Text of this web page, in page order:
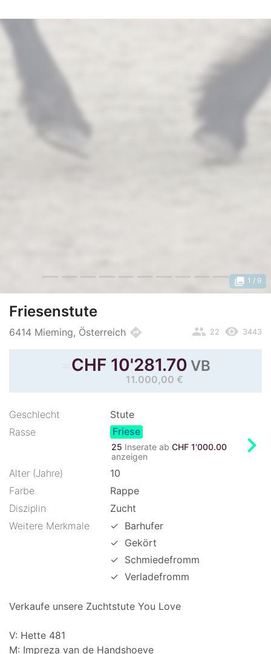
photo_library 1 / 9
Friesenstute
6414 Mieming, Österreich directions remove_red_eye 3443
people 22
CHF 10'281.70 VB
11.000,00 €
Geschlecht
Stute
Rasse
Friese
25 Inserate ab CHF 1'000.00
anzeigen
chevron_right
Alter (Jahre)
10
Farbe
Rappe
Disziplin
Zucht
Weitere Merkmale
✓ Barhufer
✓ Gekört
✓ Schmiedefromm
✓ Verladefromm
Verkaufe unsere Zuchtstute You Love
V: Hette 481
M: Impreza van de Handshoeve